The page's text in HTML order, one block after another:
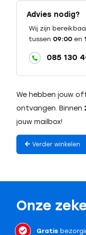
Advies nodig?
Wij zijn
tussen 09:00en
085 130
We hebben jouw
ontvangen. Binnen
jouw mailbox!
Verder winkelen
Onze
Gratis